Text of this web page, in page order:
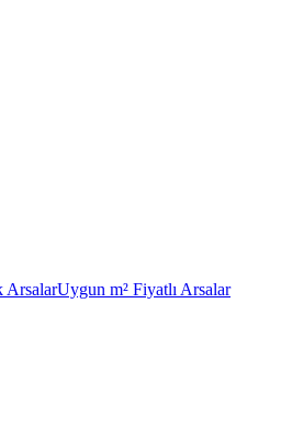
ArsalarUygun m² Fiyatlı Arsalar